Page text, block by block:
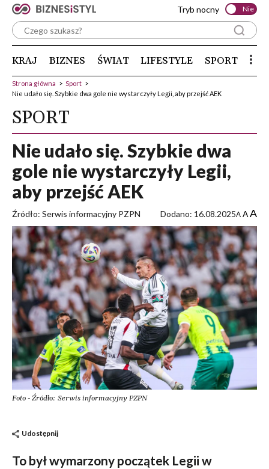
Tryb nocny Nie
KRAJ BIZNES ŚWIAT LIFESTYLE SPORT
Strona główna > Sport >
Nie udało się. Szybkie dwa gole nie wystarczyły Legii, aby przejść AEK
SPORT
Nie udało się. Szybkie dwa
gole nie wystarczyły Legii,
aby przejść AEK
Źródło: Serwis informacyjny PZPN Dodano: 16.08.2025A AA
Foto - Źródło: Serwis informacyjny PZPN
Udostępnij
To był wymarzony początek Legii w